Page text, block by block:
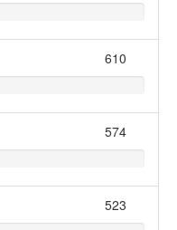
610
574
523